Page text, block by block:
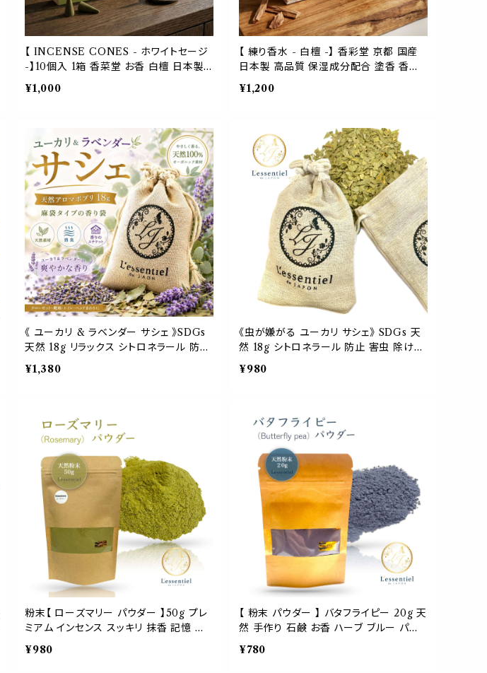
【 INCENSE CONES - ホワイトセージ
-】10個入 1箱 香菜堂 お香 白檀 日本製
京都 インセンス コーン型 コーンタイプ 天
然 安眠 爽やか 初心者 線香 フレグランス
ュ 気分転換 切り替え デスク ワーク 勉強
部屋 芳香 おうち時間 プレゼント プチ ギ
フト インテリア 空間 贈り物 ヨガ 瞑想 浄
化 おしゃれ かわいい
¥1,000
【 練り香水 - 白檀 -】 香彩堂 京都 国産
日本製 高品質 保湿成分配合 塗香 香木
お守り 持ち歩き お寺の香り 寺院 神社 人
気 流行 集中力 ヨガ 勉強 仕事 和風 精
く フレグランス プレゼント 女性 ギフト 贈
り物
¥1,200
《 ユーカリ & ラベンダー サシェ 》SDGs
天然 18g リラックス シトロネラール 防止
害虫 除け 消臭 アロマ ポプリ 麻袋 匂い
袋 靴箱 シューズ トイレ クローゼット ベ
¥1,380
《虫が嫌がる ユーカリ サシェ》 SDGs 天
然 18g シトロネラール 防止 害虫 除け
消臭 アロマ ポプリ 麻袋 匂い袋 靴箱 シ
ューズ トイレ クローゼット ベッド シネオ
¥980
粉末【 ローズマリー パウダー 】50g プレ
ミアム インセンス スッキリ 抹香 記憶 勉
強 脳活 落ち着く お香 癒し 浄化 ハーブ
アロマ 瞑想 デトックス 占星 ヨガ ピラテ
¥980
【 粉末 パウダー 】 バタフライピー 20g 天
然 手作り 石鹸 お香 ハーブ ブルー パー
プル 青色 チョウマメ 花 浄化 お清め ヨガ
瞑想 試験 集中 勉強 香り
¥780